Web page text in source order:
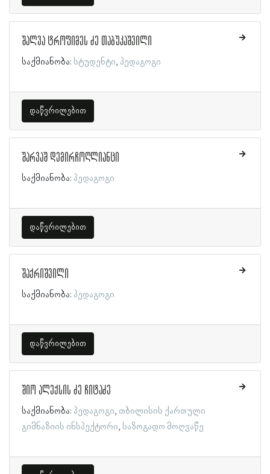
შალვა ტროფიმეს ძე თაბუკაშვილი
საქმიანობა: სტუდენტი პედაგოგი
დაწვრილებით
შარვაშ დემირჩოღლიანცი
საქმიანობა: პედაგოგი
დაწვრილებით
შაქრიშვილი
საქმიანობა: პედაგოგი
დაწვრილებით
შიო ალექსის ძე ჩიტაძე
საქმიანობა: პედაგოგი თბილისის ქართული
გიმნაზიის ინსპექტორი საზოგადო მოღვაწე